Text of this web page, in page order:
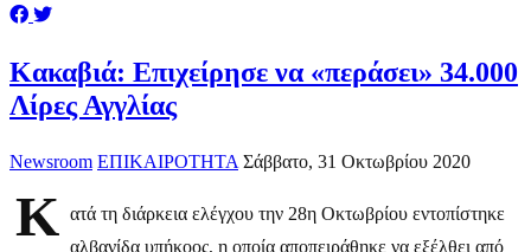
Κακαβιά: Επιχείρησε να «περάσει» 34.000
Λίρες Αγγλίας
Newsroom ΕΠΙΚΑΙΡΟΤΗΤΑ Σάββατο, 31 Οκτωβρίου 2020
Κ ατά τη διάρκεια ελέγχου την 28η Οκτωβρίου εντοπίστηκε
αλβανίδα υπήκοος, η οποία αποπειράθηκε να εξέλθει από